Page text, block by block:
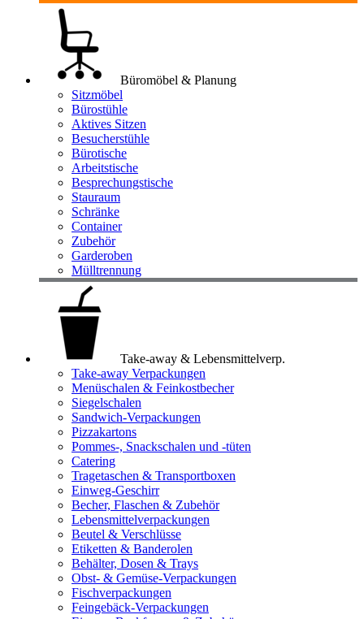
Büromöbel & Planung
Sitzmöbel
Bürostühle
Aktives Sitzen
Besucherstühle
Bürotische
Arbeitstische
Besprechungstische
Stauraum
Schränke
Container
Zubehör
Garderoben
Mülltrennung
Take-away & Lebensmittelverp.
Take-away Verpackungen
Menüschalen & Feinkostbecher
Siegelschalen
Sandwich-Verpackungen
Pizzakartons
Pommes-, Snackschalen und -tüten
Catering
Tragetaschen & Transportboxen
Einweg-Geschirr
Becher, Flaschen & Zubehör
Lebensmittelverpackungen
Beutel & Verschlüsse
Etiketten & Banderolen
Behälter, Dosen & Trays
Obst- & Gemüse-Verpackungen
Fischverpackungen
Feingebäck-Verpackungen